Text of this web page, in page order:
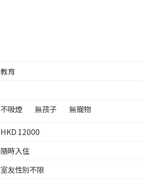
教育
不吸煙 無孩子 無寵物
HKD 12000
隨時入住
室友性別不限